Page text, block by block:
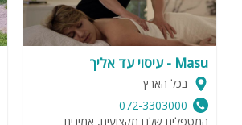
Masu - עיסוי עד אליך
בכל הארץ
072-3303000
המטפלים שלנו מקצועים, אמינים